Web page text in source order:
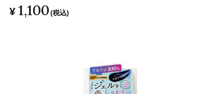
¥ 1,100 (税込)